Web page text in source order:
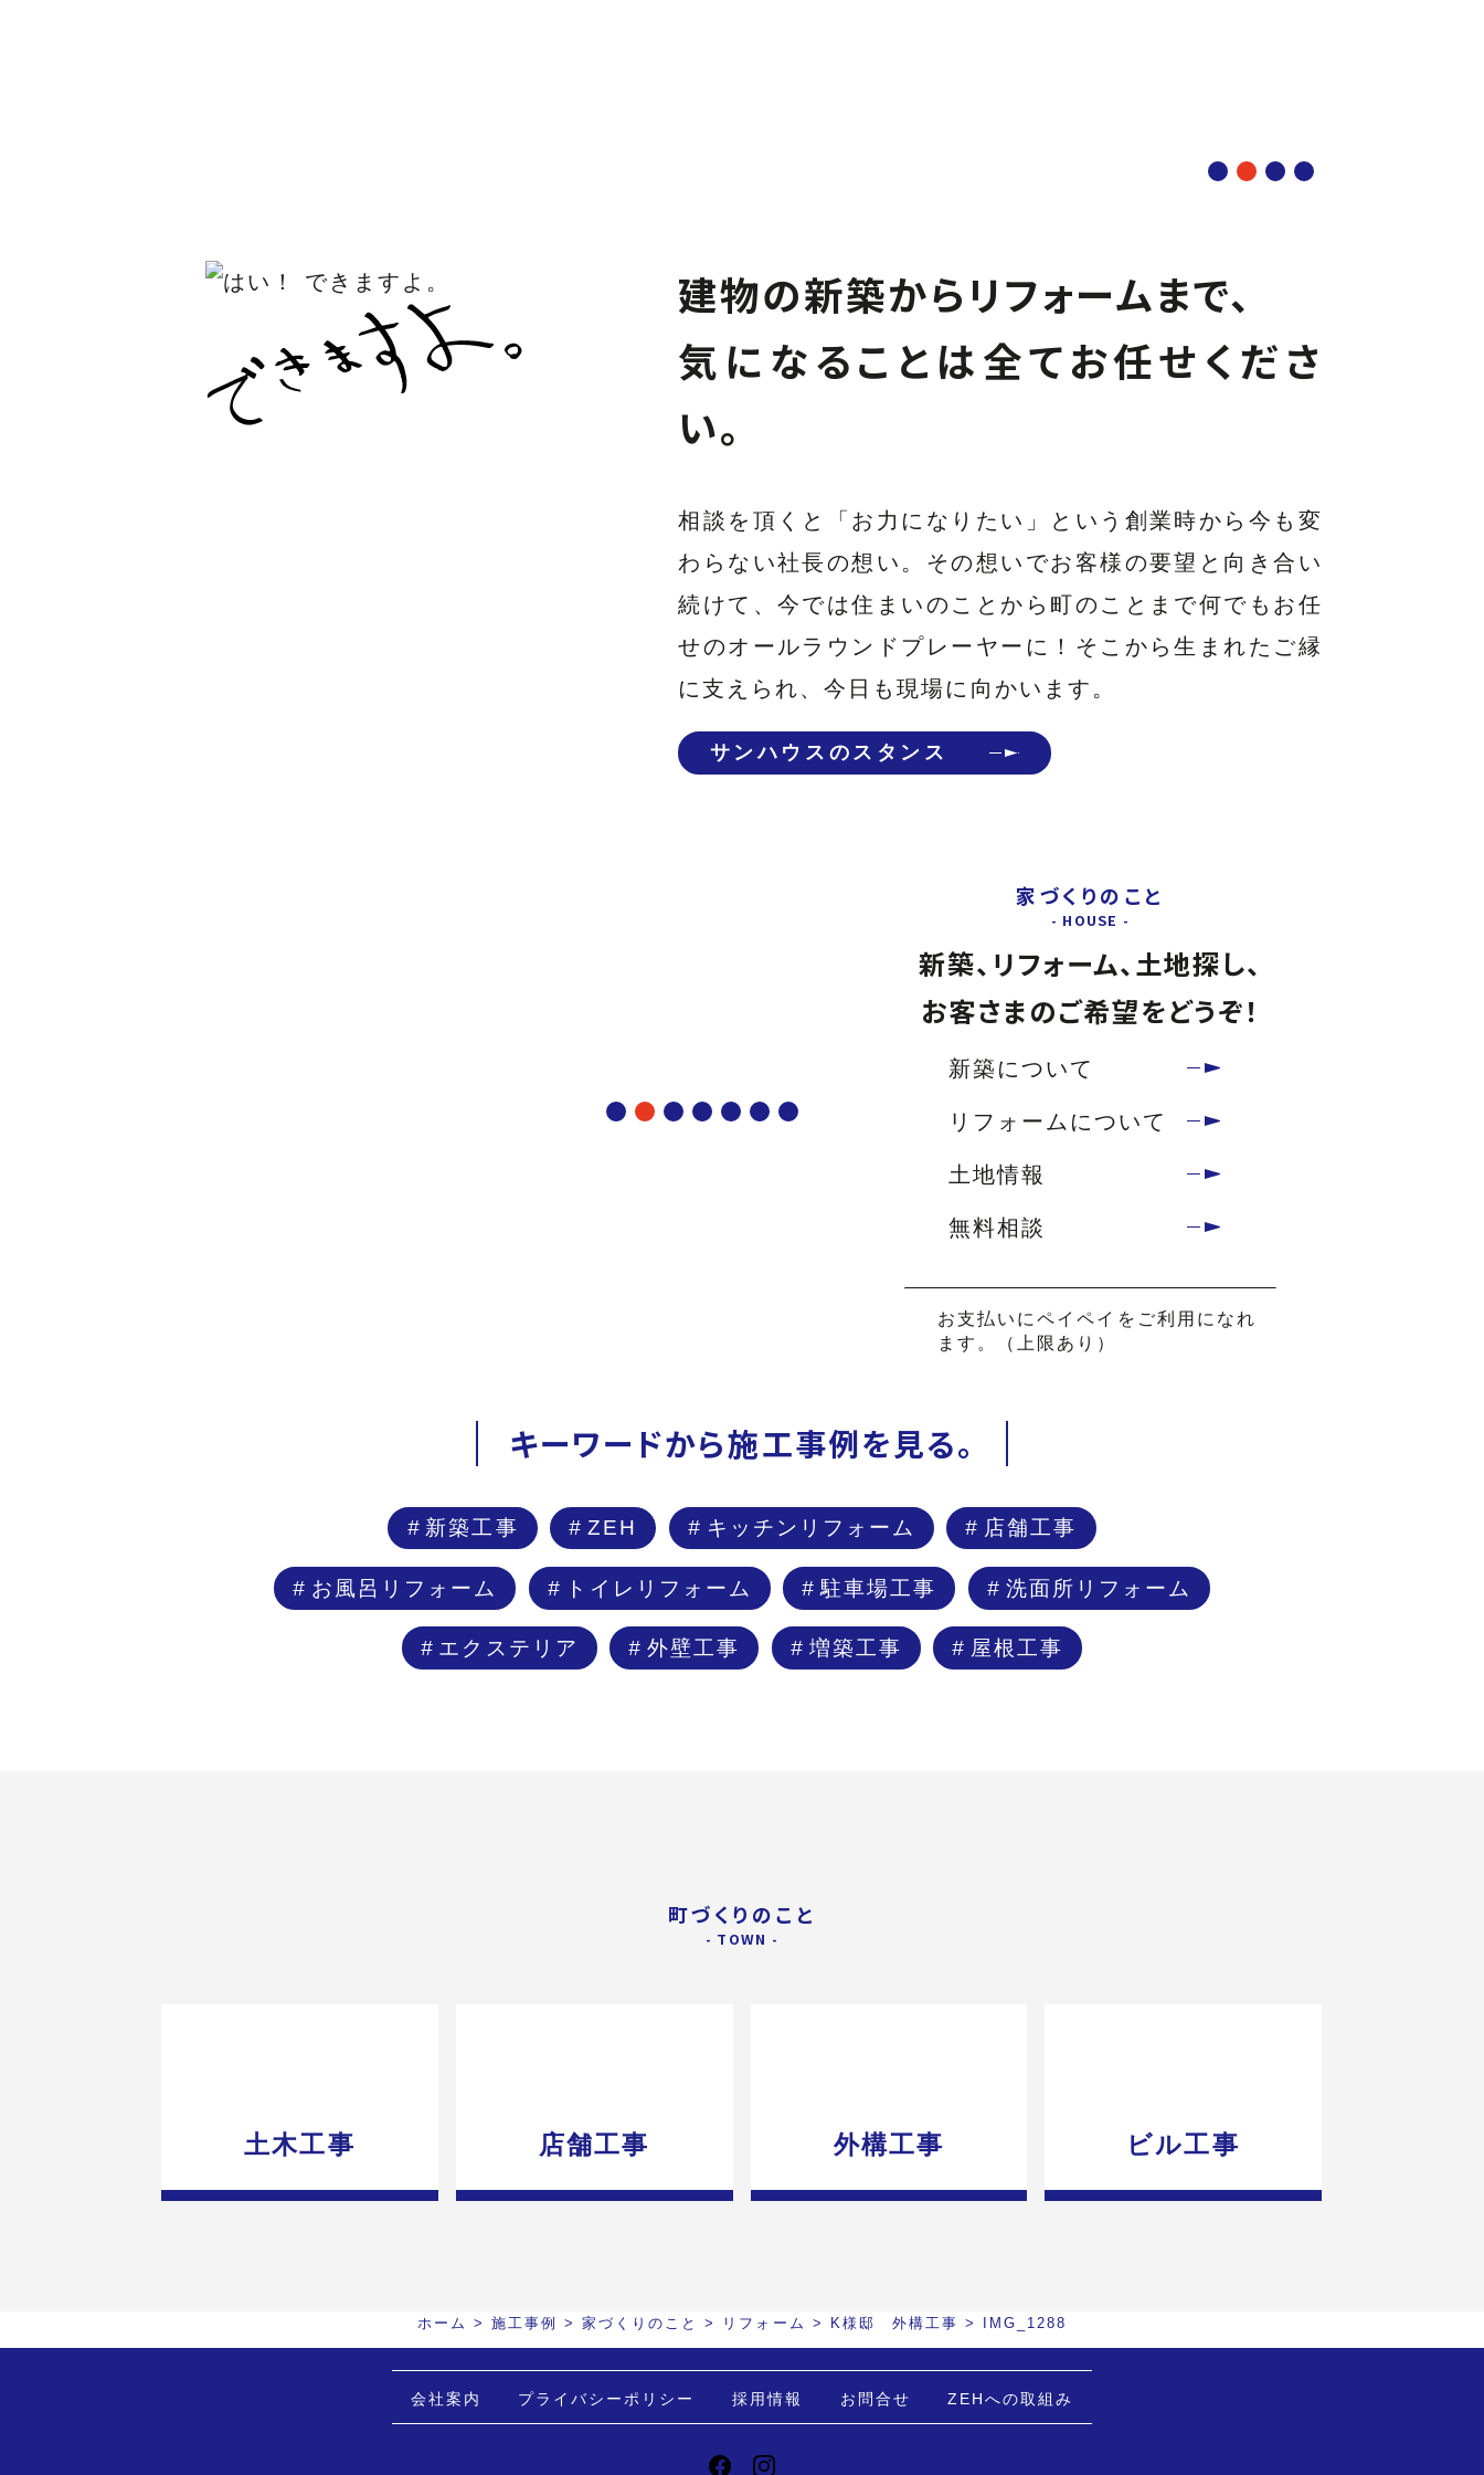
建物の新築からリフォームまで、
気になることは全てお任せくださ
い。
相談を頂くと「お力になりたい」という創業時から今も変
わらない社長の想い。その想いでお客様の要望と向き合い
続けて、今では住まいのことから町のことまで何でもお任
せのオールラウンドプレーヤーに！そこから生まれたご縁
に支えられ、今日も現場に向かいます。
サンハウスのスタンス
家づくりのこと
新築、リフォーム、土地探し、
お客さまのご希望をどうぞ！
新築について
リフォームについて
土地情報
無料相談
お支払いにペイペイをご利用になれ
ます。（上限あり）
キーワードから施工事例を見る。
新築工事 ZEH キッチンリフォーム 店舗工事
お風呂リフォーム トイレリフォーム 駐車場工事 洗面所リフォーム
エクステリア 外壁工事 増築工事 屋根工事
町づくりのこと
土木工事 店舗工事 外構工事 ビル工事
ホーム > 施工事例 >家づくりのこと > リフォーム > K様邸 外構工事 > IMG_1288
会社案内 プライバシーポリシー 採用情報 お問合せ ZEHへの取組み